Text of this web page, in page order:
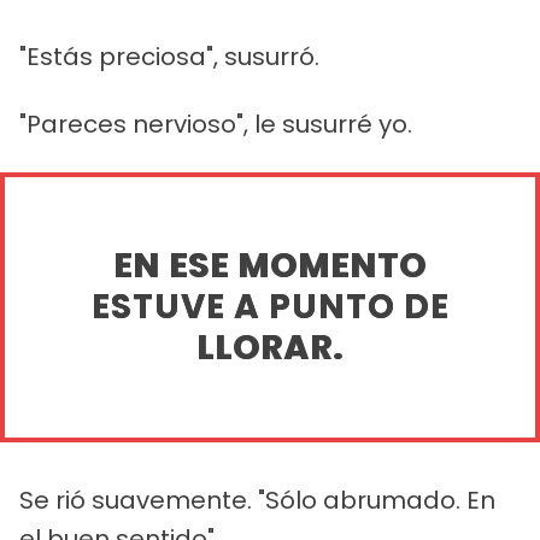
"Estás preciosa", susurró.
"Pareces nervioso", le susurré yo.
EN ESE MOMENTO
ESTUVE A PUNTO DE
LLORAR.
Se rió suavemente. "Sólo abrumado. En